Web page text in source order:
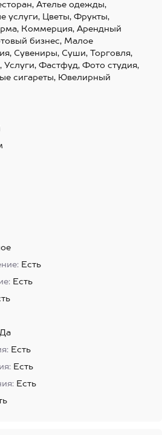
Ателье одежды,
услуги, Цветы, Фрукты,
Коммерция, Арендный
бизнес, Малое
Сувениры, Суши, Торговля,
Услуги, Фастфуд, Фото студия,
сигареты, Ювелирный
Есть
Есть
Да
Есть
Есть
Есть